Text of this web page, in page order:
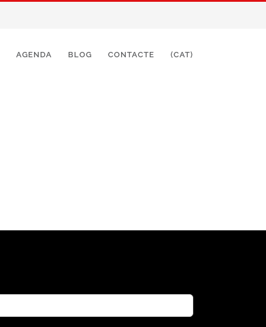
AGENDA BLOG CONTACTE (CAT)